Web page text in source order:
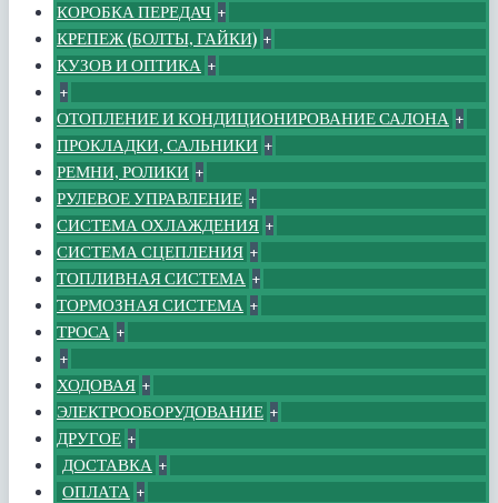
КОРОБКА ПЕРЕДАЧ +
КРЕПЕЖ (БОЛТЫ, ГАЙКИ) +
КУЗОВ И ОПТИКА +
+
ОТОПЛЕНИЕ И КОНДИЦИОНИРОВАНИЕ САЛОНА +
ПРОКЛАДКИ, САЛЬНИКИ +
РЕМНИ, РОЛИКИ +
РУЛЕВОЕ УПРАВЛЕНИЕ +
СИСТЕМА ОХЛАЖДЕНИЯ +
СИСТЕМА СЦЕПЛЕНИЯ +
ТОПЛИВНАЯ СИСТЕМА +
ТОРМОЗНАЯ СИСТЕМА +
ТРОСА +
+
ХОДОВАЯ +
ЭЛЕКТРООБОРУДОВАНИЕ +
ДРУГОЕ +
ДОСТАВКА +
ОПЛАТА +